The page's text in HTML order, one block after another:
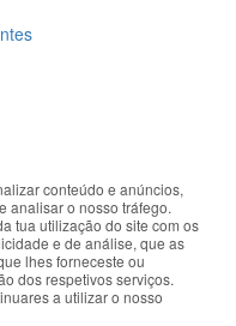
conteúdo e anúncios,
analisar o nosso tráfego.
tua utilização do site com os
e de análise, que as
lhes forneceste ou
dos respetivos serviços.
a utilizar o nosso